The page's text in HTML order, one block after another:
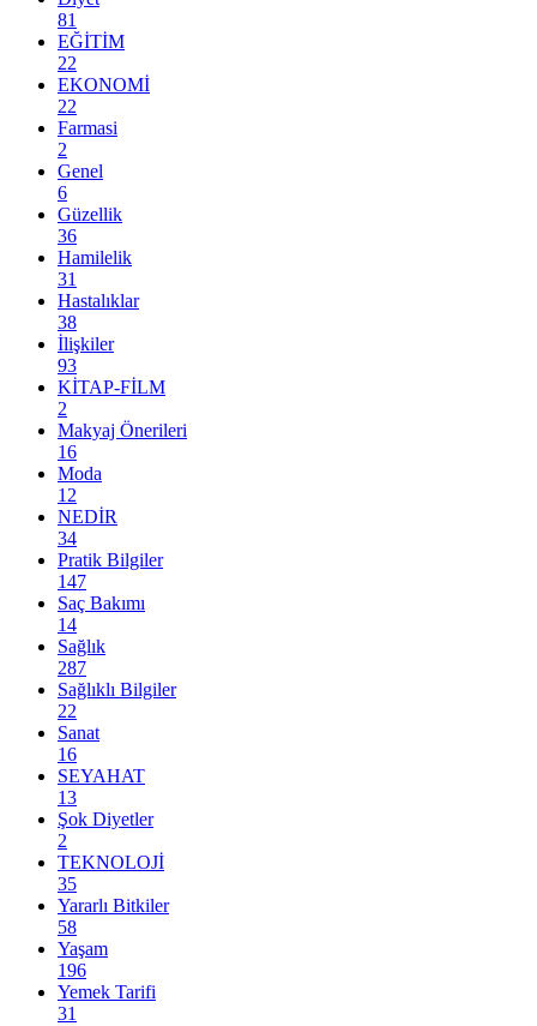
81
EĞİTİM
22
EKONOMİ
22
Farmasi
2
Genel
6
Güzellik
36
Hamilelik
31
Hastalıklar
38
İlişkiler
93
KİTAP-FİLM
2
Makyaj Önerileri
16
Moda
12
NEDİR
34
Pratik Bilgiler
147
Saç Bakımı
14
Sağlık
287
Sağlıklı Bilgiler
22
Sanat
16
SEYAHAT
13
Şok Diyetler
2
TEKNOLOJİ
35
Yararlı Bitkiler
58
Yaşam
196
Yemek Tarifi
31